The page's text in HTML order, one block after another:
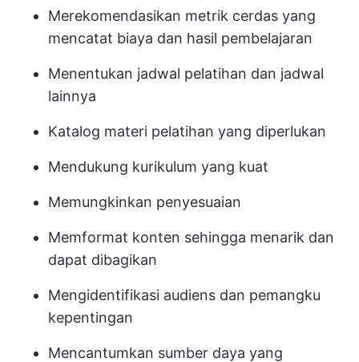
Merekomendasikan metrik cerdas yang
mencatat biaya dan hasil pembelajaran
Menentukan jadwal pelatihan dan jadwal
lainnya
Katalog materi pelatihan yang diperlukan
Mendukung kurikulum yang kuat
Memungkinkan penyesuaian
Memformat konten sehingga menarik dan
dapat dibagikan
Mengidentifikasi audiens dan pemangku
kepentingan
Mencantumkan sumber daya yang